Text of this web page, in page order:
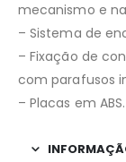
mecanismo e
– Sistema de
– Fixação de
com parafusos
– Placas em ABS.